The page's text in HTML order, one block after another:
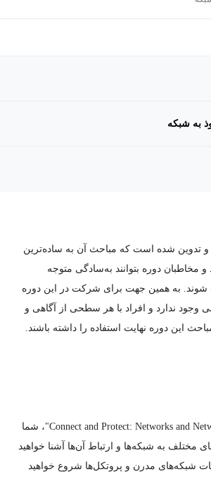
به شبکه
و تدوین شده است که مباحث آن به ساده‌ترین
دوره بتوانند به‌سادگی متوجه
به همین جهت برای شرکت در این دوره
وجود ندارد و افراد با هر سطحی از آگاهی و
این دوره نهایت استفاده را داشته باشند.
در دوره "Connect and Protect: Networks and Network Security"، شما
مختلف به شبکه‌ها و ارتباط آن‌ها آشنا خواهید
شبکه‌های مدرن و پروتکل‌ها شروع خواهید